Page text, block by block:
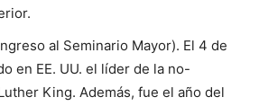
al Se­minario Mayor). El 4 de
en EE. UU. el líder de la no-
King. Además, fue el año del